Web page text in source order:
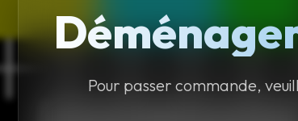
Pour passer commande,